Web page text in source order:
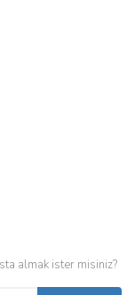
almak ister misiniz?